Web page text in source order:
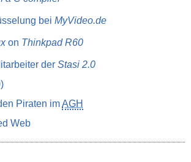
bei MyVideo.de
on Thinkpad R60
der Stasi 2.0
Piraten imAGH
Web